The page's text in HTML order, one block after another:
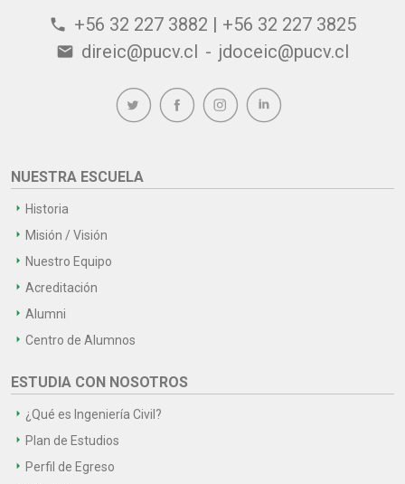
phone +56 32 227 3882 | +56 32 227 3825
email direic@pucv.cl - jdoceic@pucv.cl
NUESTRA ESCUELA
Historia
Misión / Visión
Nuestro Equipo
Acreditación
Alumni
Centro de Alumnos
ESTUDIA CON NOSOTROS
¿Qué es Ingeniería Civil?
Plan de Estudios
Perfil de Egreso